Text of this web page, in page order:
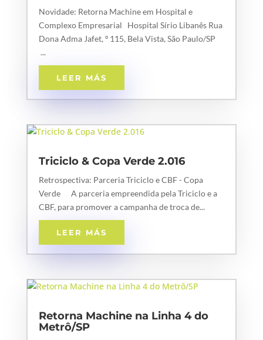
Novidade: Retorna Machine em Hospital e
Complexo Empresarial Hospital Sírio Libanês Rua
Dona Adma Jafet, º 115, Bela Vista, São Paulo/SP
...
LEER MÁS
Triciclo & Copa Verde 2.016
Retrospectiva: Parceria Triciclo e CBF - Copa
Verde A parceria empreendida pela Triciclo e a
CBF, para promover a campanha de troca de...
LEER MÁS
Retorna Machine na Linha 4 do
Metrô/SP